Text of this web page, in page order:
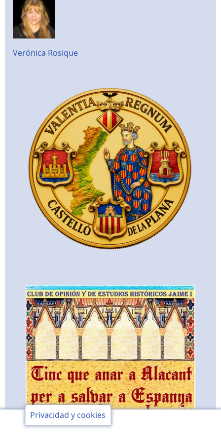
Verónica Rosique
Privacidad y cookies